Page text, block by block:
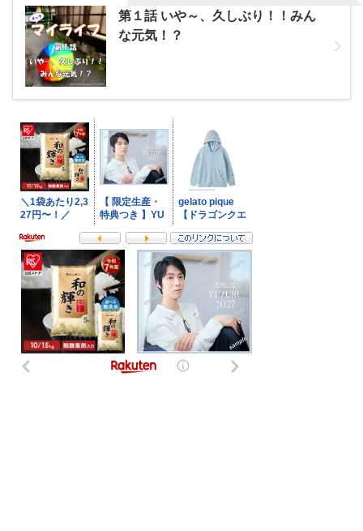
第１話 いや～、久しぶり！！みん
な元気！？